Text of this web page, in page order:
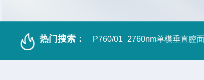
热门搜索： P760/01_2760nm单模垂直腔